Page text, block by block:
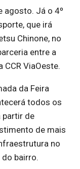
agosto. Já o 4º
que irá
Chinone, no
entre a
CCR ViaOeste.
da Feira
todos os
partir de
de mais
no
bairro.